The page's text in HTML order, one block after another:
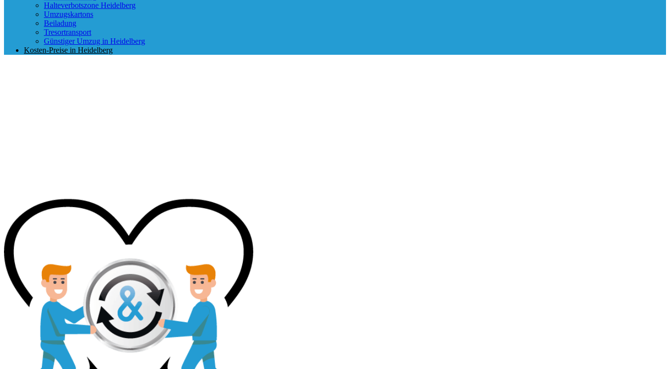
Halteverbotszone Heidelberg
Umzugskartons
Beiladung
Tresortransport
Günstiger Umzug in Heidelberg
Kosten-Preise in Heidelberg